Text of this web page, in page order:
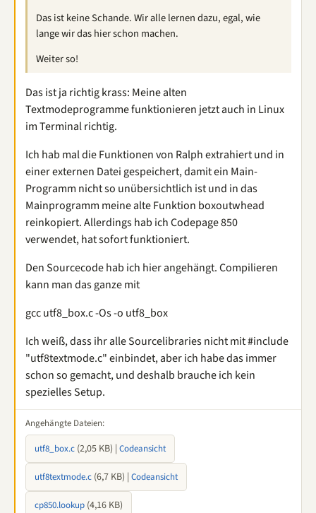
Das ist keine Schande. Wir alle lernen dazu, egal, wie
lange wir das hier schon machen.
Weiter so!
Das ist ja richtig krass: Meine alten
Textmodeprogramme funktionieren jetzt auch in Linux
im Terminal richtig.
Ich hab mal die Funktionen von Ralph extrahiert und in
einer externen Datei gespeichert, damit ein Main-
Programm nicht so unübersichtlich ist und in das
Mainprogramm meine alte Funktion boxoutwhead
reinkopiert. Allerdings hab ich Codepage 850
verwendet, hat sofort funktioniert.
Den Sourcecode hab ich hier angehängt. Compilieren
kann man das ganze mit
gcc utf8_box.c -Os -o utf8_box
Ich weiß, dass ihr alle Sourcelibraries nicht mit #include
"utf8textmode.c" einbindet, aber ich habe das immer
schon so gemacht, und deshalb brauche ich kein
spezielles Setup.
Angehängte Dateien:
utf8_box.c (2,05 KB) | Codeansicht
utf8textmode.c (6,7 KB) | Codeansicht
cp850.lookup (4,16 KB)